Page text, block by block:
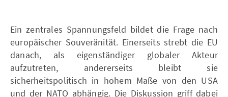
Ein zentrales Spannungsfeld bildet die Frage nach
europäischer Souveränität. Einerseits strebt die EU
danach, als eigenständiger globaler Akteur
aufzutreten, andererseits bleibt sie
sicherheitspolitisch in hohem Maße von den USA
und der NATO abhängig. Die Diskussion griff dabei